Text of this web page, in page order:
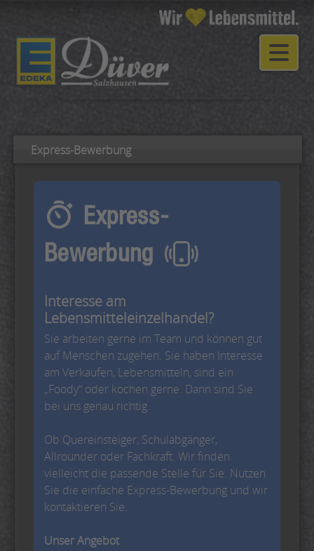
Express-Bewerbung
Express-
Bewerbung
Interesse am
Lebensmitteleinzelhandel?
Sie arbeiten gerne im Team und können gut
auf Menschen zugehen. Sie haben Interesse
am Verkaufen, Lebensmitteln, sind ein
„Foody“ oder kochen gerne. Dann sind Sie
bei uns genau richtig.
Ob Quereinsteiger, Schulabgänger,
Allrounder oder Fachkraft. Wir finden
vielleicht die passende Stelle für Sie. Nutzen
Sie die einfache Express-Bewerbung und wir
kontaktieren Sie.
Unser Angebot